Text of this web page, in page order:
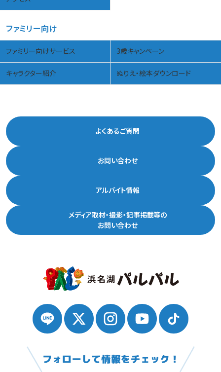
ファミリー向け
ファミリー向けサービス 3歳キャンペーン
キャラクター紹介 ぬりえ・絵本ダウンロード
よくあるご質問
お問い合わせ
アルバイト情報
メディア取材・撮影・記事掲載等の
お問い合わせ